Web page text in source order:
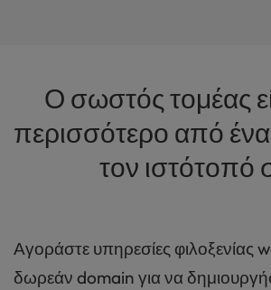
Ο σωστός τομέας
περισσότερο από
τον ιστότοπό
Αγοράστε υπηρεσίες φιλοξενίας
δωρεάν domain για να